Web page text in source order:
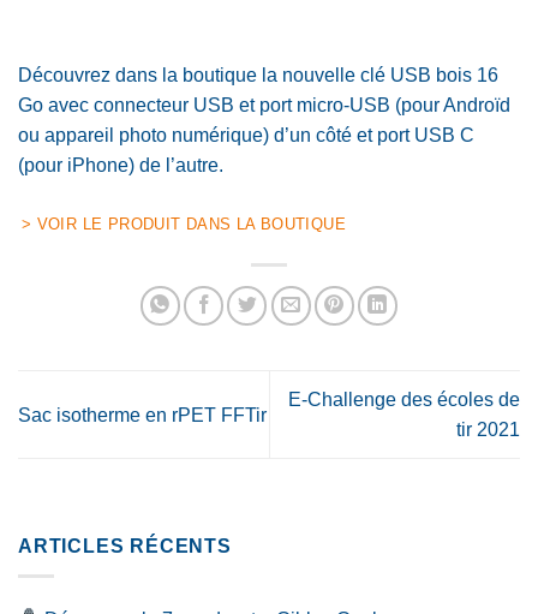
Découvrez dans la boutique la nouvelle clé USB bois 16
Go avec connecteur USB et port micro-USB (pour Androïd
ou appareil photo numérique) d’un côté et port USB C
(pour iPhone) de l’autre.
> VOIR LE PRODUIT DANS LA BOUTIQUE
Sac isotherme en rPET FFTir
E-Challenge des écoles de
tir 2021
ARTICLES RÉCENTS